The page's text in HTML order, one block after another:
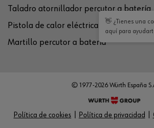
Taladro atornillador percutor a batería
Pistola de calor eléctrica
Martillo percutor a batería
Política de cookies Política de privacidad
© 1977-2026 Würth España
👋 ¿Tienes una
aquí para